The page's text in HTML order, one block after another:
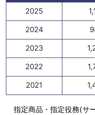
2025
2024
2023
2022
2021
指定商品・指定役務(サ